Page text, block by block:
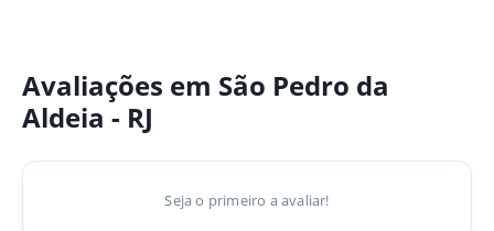
Avaliações em São Pedro da
Aldeia - RJ
Seja o primeiro a avaliar!